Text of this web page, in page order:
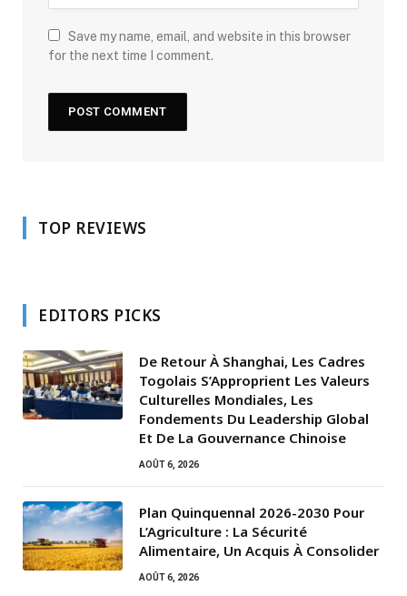
Save my name, email, and website in this browser
for the next time I comment.
TOP REVIEWS
EDITORS PICKS
De Retour À Shanghai, Les Cadres
Togolais S’Approprient Les Valeurs
Culturelles Mondiales, Les
Fondements Du Leadership Global
Et De La Gouvernance Chinoise
AOÛT 6, 2026
Plan Quinquennal 2026-2030 Pour
L’Agriculture : La Sécurité
Alimentaire, Un Acquis À Consolider
AOÛT 6, 2026